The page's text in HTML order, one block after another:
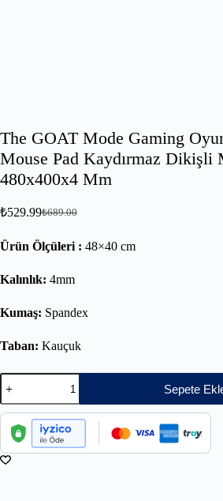
The GOAT Mode Gaming
Mouse Pad Kaydırmaz Dikişli
480x400x4 Mm
₺689.00
₺529.99
Ürün Ölçüleri : 48×40 cm
Kalınlık: 4mm
Kumaş: Spandex
Taban: Kauçuk
Sepete